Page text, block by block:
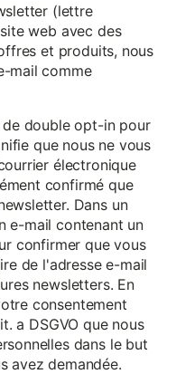
(lettre
web avec des
et produits, nous
mail comme
double opt-in pour
que nous ne vous
électronique
confirmé que
Dans un
e-mail contenant un
confirmer que vous
de l'adresse e-mail
newsletters. En
consentement
a DSGVO que nous
dans le but
avez demandée.